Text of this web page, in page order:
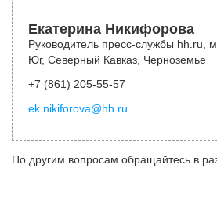
Екатерина Никифорова
Руководитель пресс-службы hh.ru,
Юг, Северный Кавказ, Черноземье
+7 (861) 205-55-57
ek.nikiforova@hh.ru
По другим вопросам обращайтесь в